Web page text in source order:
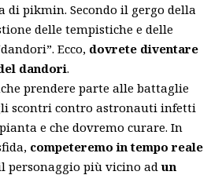
di pikmin. Secondo il gergo della
delle tempistiche e delle
Ecco, dovrete diventare
dandori.
prendere parte alle battaglie
scontri contro astronauti infetti
e che dovremo curare. In
competeremo in tempo reale
personaggio più vicino ad un